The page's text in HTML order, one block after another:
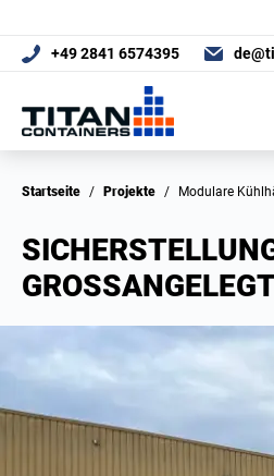
+49 2841 6574395
Startseite / Projekte / Modulare